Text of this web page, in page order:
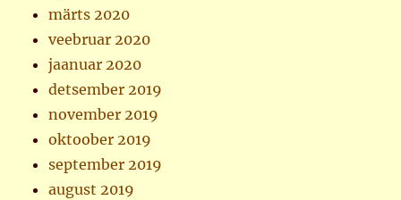
märts 2020
veebruar 2020
jaanuar 2020
detsember 2019
november 2019
oktoober 2019
september 2019
august 2019